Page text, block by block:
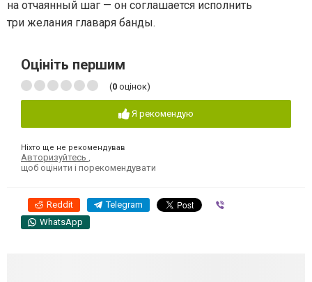
на отчаянный шаг — он соглашается исполнить
три желания главаря банды.
Оцініть першим
(0 оцінок)
Я рекомендую
Ніхто ще не рекомендував
Авторизуйтесь ,
щоб оцінити і порекомендувати
Reddit Telegram
WhatsApp